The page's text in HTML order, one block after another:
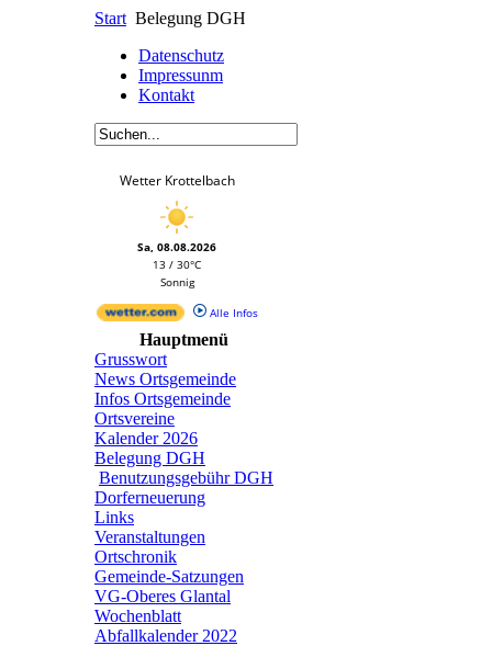
Start Belegung DGH
Datenschutz
Impressunm
Kontakt
Wetter Krottelbach
Sa, 08.08.2026
13 / 30°C
Sonnig
Alle Infos
Hauptmenü
Grusswort
News Ortsgemeinde
Infos Ortsgemeinde
Ortsvereine
Kalender 2026
Belegung DGH
Benutzungsgebühr DGH
Dorferneuerung
Links
Veranstaltungen
Ortschronik
Gemeinde-Satzungen
VG-Oberes Glantal
Wochenblatt
Abfallkalender 2022